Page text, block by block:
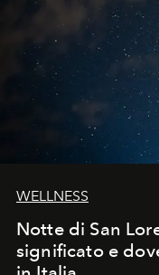
WELLNESS
Notte di San
significato e